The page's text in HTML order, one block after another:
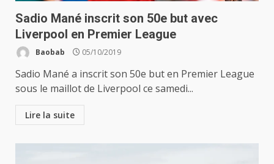
Sadio Mané inscrit son 50e but avec
Liverpool en Premier League
Baobab 05/10/2019
Sadio Mané a inscrit son 50e but en Premier League
sous le maillot de Liverpool ce samedi...
Lire la suite